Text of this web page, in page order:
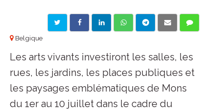
Belgique
Les arts vivants investiront les salles, les
rues, les jardins, les places publiques et
les paysages emblématiques de Mons
du 1er au 10 juillet dans le cadre du